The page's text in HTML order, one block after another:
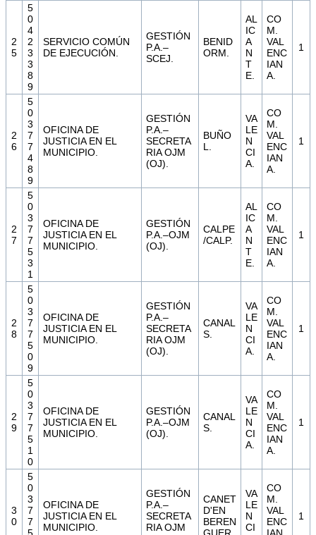
2
5
5
0
4
2
3
3
8
9
SERVICIO COMÚN
DE EJECUCIÓN.
GESTIÓN
P.A.–
SCEJ.
BENID
ORM.
AL
IC
A
N
T
E.
CO
M.
VAL
ENC
IAN
A.
1
2
6
5
0
3
7
7
4
8
9
OFICINA DE
JUSTICIA EN EL
MUNICIPIO.
GESTIÓN
P.A.–
SECRETA
RIA OJM
(OJ).
BUÑO
L.
VA
LE
N
CI
A.
CO
M.
VAL
ENC
IAN
A.
1
2
7
5
0
3
7
7
5
3
1
OFICINA DE
JUSTICIA EN EL
MUNICIPIO.
GESTIÓN
P.A.–OJM
(OJ).
CALPE
/CALP.
AL
IC
A
N
T
E.
CO
M.
VAL
ENC
IAN
A.
1
2
8
5
0
3
7
7
5
0
9
OFICINA DE
JUSTICIA EN EL
MUNICIPIO.
GESTIÓN
P.A.–
SECRETA
RIA OJM
(OJ).
CANAL
S.
VA
LE
N
CI
A.
CO
M.
VAL
ENC
IAN
A.
1
2
9
5
0
3
7
7
5
1
0
OFICINA DE
JUSTICIA EN EL
MUNICIPIO.
GESTIÓN
P.A.–OJM
(OJ).
CANAL
S.
VA
LE
N
CI
A.
CO
M.
VAL
ENC
IAN
A.
1
3
0
5
0
3
7
7
OFICINA DE
JUSTICIA EN EL
MUNICIPIO.
GESTIÓN
P.A.–
SECRETA
RIA OJM
CANET
D'EN
BEREN
VA
LE
N
CI
CO
M.
VAL
ENC
1